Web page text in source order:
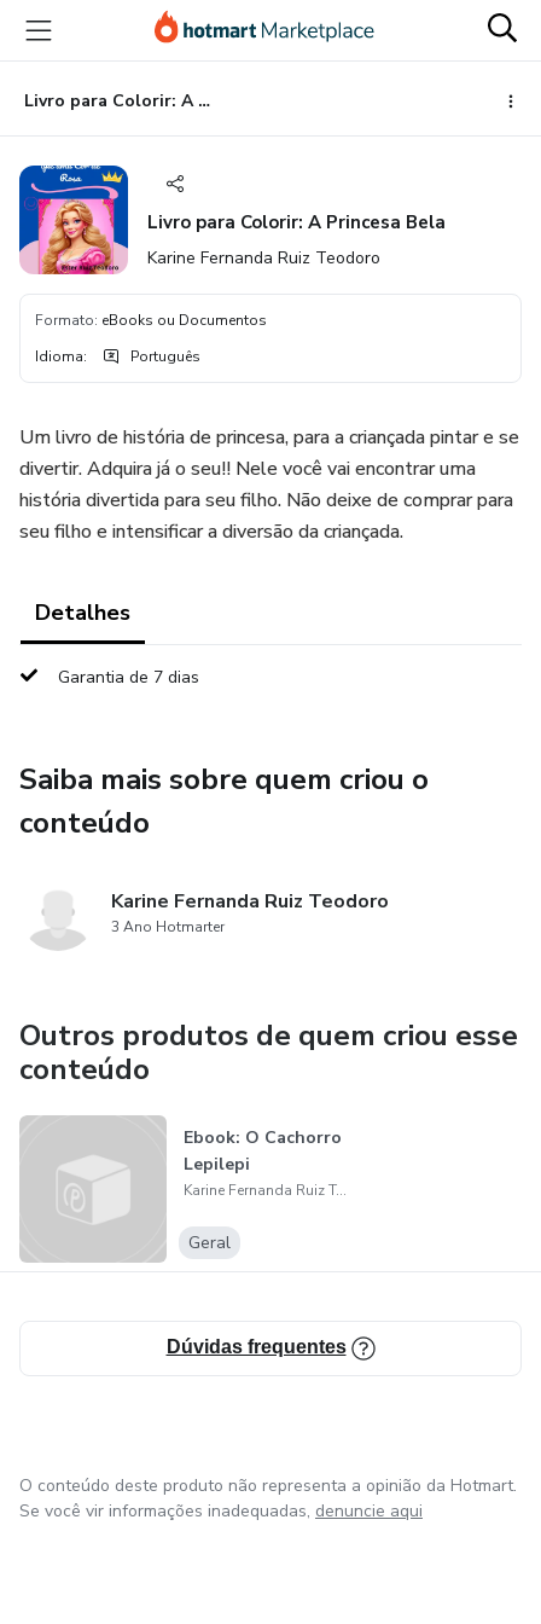
para
conteúdo
principal
para
pagamento
para
rodapé
Livro para Colorir: A Princesa Bela
Livro para Colorir: A Princesa Bela
Karine Fernanda Ruiz Teodoro
Formato: eBooks ou Documentos
Idioma: Português
Um livro de história de princesa, para a criançada pintar e se
divertir. Adquira já o seu!! Nele você vai encontrar uma
história divertida para seu filho. Não deixe de comprar para
seu filho e intensificar a diversão da criançada.
Detalhes
Garantia de 7 dias
Saiba mais sobre quem criou o
conteúdo
Karine Fernanda Ruiz Teodoro
3 Ano Hotmarter
Outros produtos de quem criou esse
conteúdo
Ebook: O Cachorro
Lepilepi
Karine Fernanda Ruiz Teodoro
Geral
Dúvidas frequentes
O conteúdo deste produto não representa a opinião da Hotmart.
Se você vir informações inadequadas, denuncie aqui